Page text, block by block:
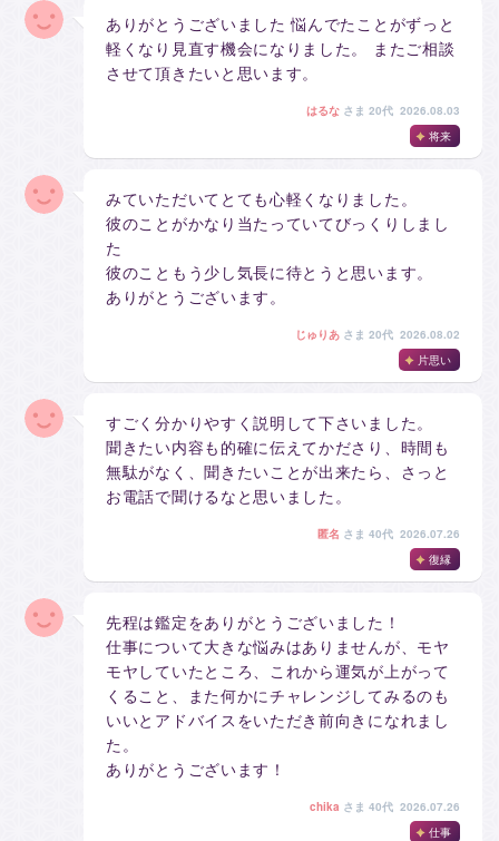
ありがとうございました 悩んでたことがずっと
軽くなり見直す機会になりました。 またご相談
させて頂きたいと思います。
はるな さま 20代 2026.08.03
将来
みていただいてとても心軽くなりました。
彼のことがかなり当たっていてびっくりしまし
た
彼のこともう少し気長に待とうと思います。
ありがとうございます。
じゅりあ さま 20代 2026.08.02
片思い
すごく分かりやすく説明して下さいました。
聞きたい内容も的確に伝えてかださり、時間も
無駄がなく、聞きたいことが出来たら、さっと
お電話で聞けるなと思いました。
匿名 さま 40代 2026.07.26
復縁
先程は鑑定をありがとうございました！
仕事について大きな悩みはありませんが、モヤ
モヤしていたところ、これから運気が上がって
くること、また何かにチャレンジしてみるのも
いいとアドバイスをいただき前向きになれまし
た。
ありがとうございます！
chika さま 40代 2026.07.26
仕事